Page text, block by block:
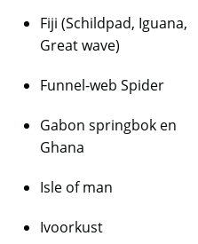
zilveren Rijksdaalder
Wilhelmina
Fiji (Schildpad, Iguana,
Great wave)
Funnel-web Spider
Gabon springbok en
Ghana
Isle of man
Ivoorkust